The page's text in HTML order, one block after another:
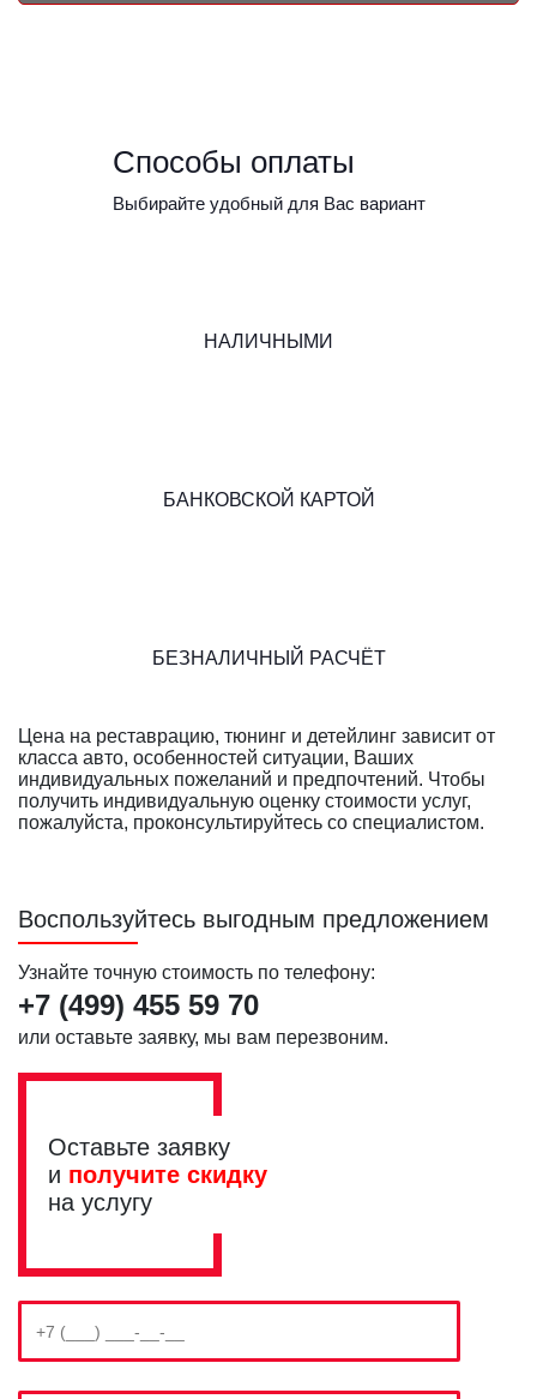
Способы оплаты
Выбирайте удобный для Вас вариант
НАЛИЧНЫМИ
БАНКОВСКОЙ КАРТОЙ
БЕЗНАЛИЧНЫЙ РАСЧЁТ
Цена на реставрацию, тюнинг и детейлинг зависит от
класса авто, особенностей ситуации, Ваших
индивидуальных пожеланий и предпочтений. Чтобы
получить индивидуальную оценку стоимости услуг,
пожалуйста, проконсультируйтесь со специалистом.
Воспользуйтесь выгодным предложением
Узнайте точную стоимость по телефону:
+7 (499) 455 59 70
или оставьте заявку, мы вам перезвоним.
Оставьте заявку
и получите скидку
на услугу